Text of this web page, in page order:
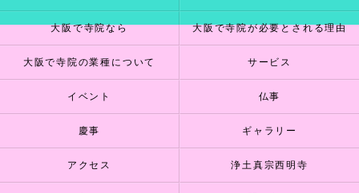
大阪で寺院なら 大阪で寺院が必要とされる理由
大阪で寺院の業種について サービス
イベント 仏事
慶事 ギャラリー
アクセス 浄土真宗西明寺